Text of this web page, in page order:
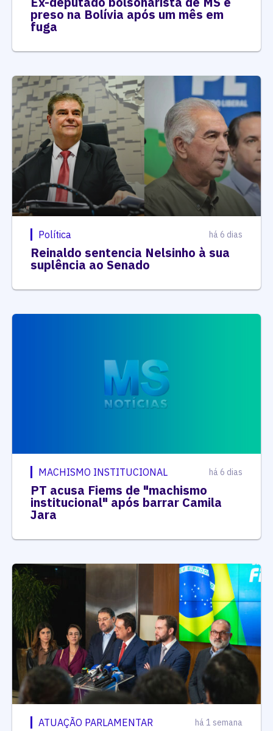
preso na Bolívia após um mês em
fuga
Política há 6 dias
Reinaldo sentencia Nelsinho à sua
suplência ao Senado
MACHISMO INSTITUCIONAL há 6 dias
PT acusa Fiems de "machismo
institucional" após barrar Camila
Jara
ATUAÇÃO PARLAMENTAR há 1 semana